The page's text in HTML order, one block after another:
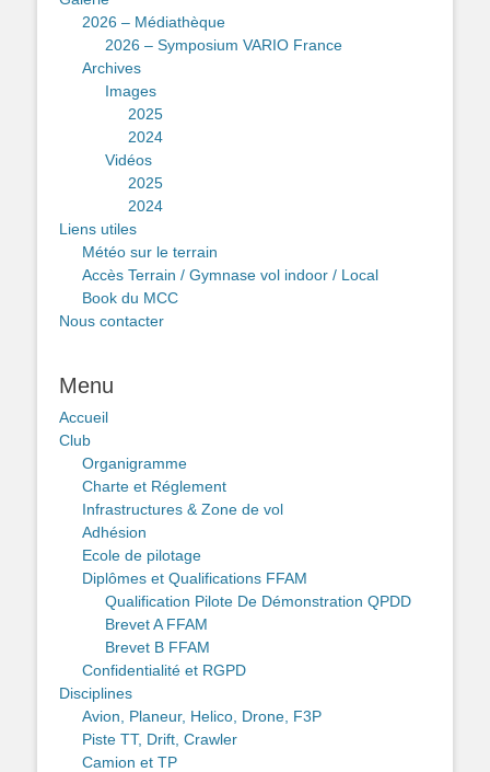
2026 – Médiathèque
2026 – Symposium VARIO France
Archives
Images
2025
2024
Vidéos
2025
2024
Liens utiles
Météo sur le terrain
Accès Terrain / Gymnase vol indoor / Local
Book du MCC
Nous contacter
Menu
Accueil
Club
Organigramme
Charte et Réglement
Infrastructures & Zone de vol
Adhésion
Ecole de pilotage
Diplômes et Qualifications FFAM
Qualification Pilote De Démonstration QPDD
Brevet A FFAM
Brevet B FFAM
Confidentialité et RGPD
Disciplines
Avion, Planeur, Helico, Drone, F3P
Piste TT, Drift, Crawler
Camion et TP